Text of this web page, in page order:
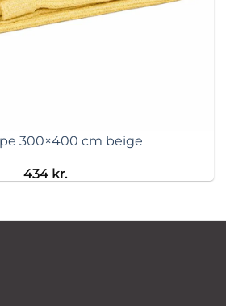
300×400 cm beige
434 kr.